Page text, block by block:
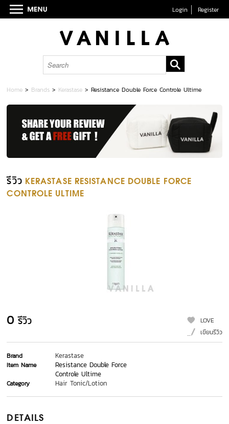
Login Register
Home > Brands > Kerastase >Resistance Double Force Controle Ultime
รีวิว KERASTASE RESISTANCE DOUBLE FORCE
CONTROLE ULTIME
0 รีวิว
LOVE
เขียนรีวิว
Brand Kerastase
Item Name
Resistance Double Force
Controle Ultime
Category Hair Tonic/Lotion
DETAILS